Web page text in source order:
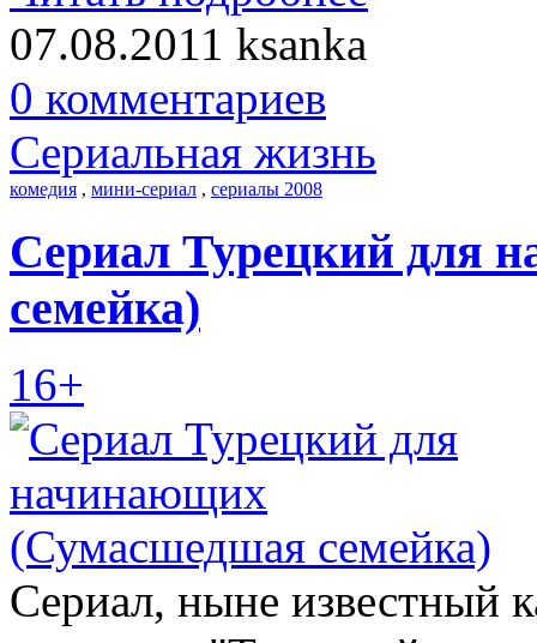
07.08.2011 ksanka
0 комментариев
Сериальная жизнь
комедия , мини-сериал , сериалы 2008
Сериал Турецкий для
семейка)
16+
Сериал, ныне известный